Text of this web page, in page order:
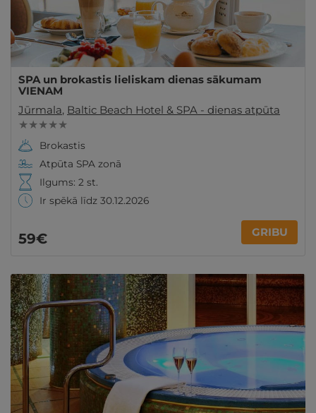
SPA un brokastis lieliskam dienas sākumam
VIENAM
Jūrmala, Baltic Beach Hotel & SPA - dienas atpūta
★ ★ ★ ★ ★
Brokastis
Atpūta SPA zonā
Ilgums: 2 st.
Ir spēkā līdz 30.12.2026
59€ GRIBU